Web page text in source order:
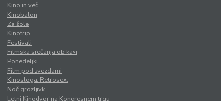
Kino in več
Kinobalon
Za šole
Kinotrip
Festivali
Filmska srečanja ob kavi
Ponedeljki
Film pod zvezdami
Kinosloga. Retrosex.
Noč grozljivk
Letni Kinodvor na Kongresnem trgu